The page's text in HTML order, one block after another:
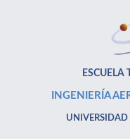
ESCUELA
INGENIERÍA